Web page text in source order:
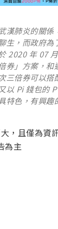
漢肺炎的關係
生，而政府為
2020 年 07
券」方案，
三倍券可以搭
以 Pi 錢包的
特色，有興趣
，且僅為資
為主